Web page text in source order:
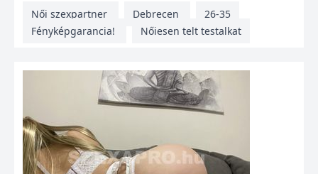
Női szexpartner Debrecen
26-35
Fényképgarancia!
Nőiesen telt testalkat